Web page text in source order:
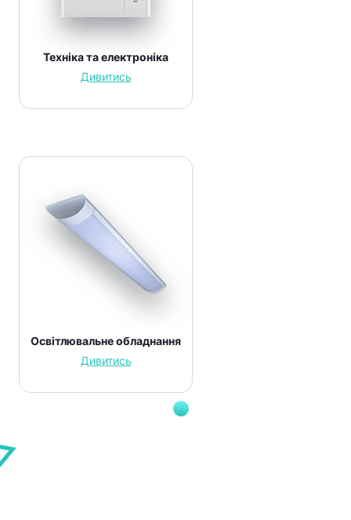
Техніка та електроніка
Дивитись
Освітлювальне обладнання
Дивитись